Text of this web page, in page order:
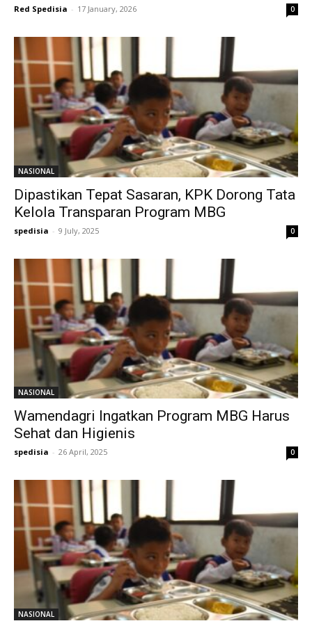
Red Spedisia - 17 January, 2026 0
NASIONAL
Dipastikan Tepat Sasaran, KPK Dorong Tata
Kelola Transparan Program MBG
spedisia - 9 July, 2025 0
NASIONAL
Wamendagri Ingatkan Program MBG Harus
Sehat dan Higienis
spedisia - 26 April, 2025 0
NASIONAL